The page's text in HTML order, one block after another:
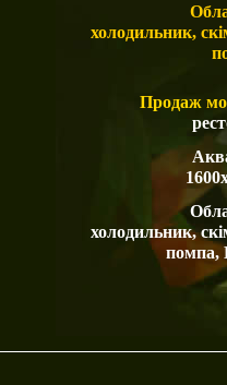
холодильник,
Продаж
холодильник,
помпа,